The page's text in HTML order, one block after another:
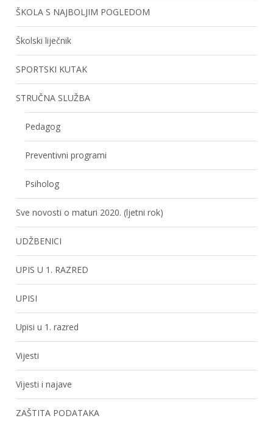
ŠKOLA S NAJBOLJIM POGLEDOM
Školski liječnik
SPORTSKI KUTAK
STRUČNA SLUŽBA
Pedagog
Preventivni programi
Psiholog
Sve novosti o maturi 2020. (ljetni rok)
UDŽBENICI
UPIS U 1. RAZRED
UPISI
Upisi u 1. razred
Vijesti
Vijesti i najave
ZAŠTITA PODATAKA